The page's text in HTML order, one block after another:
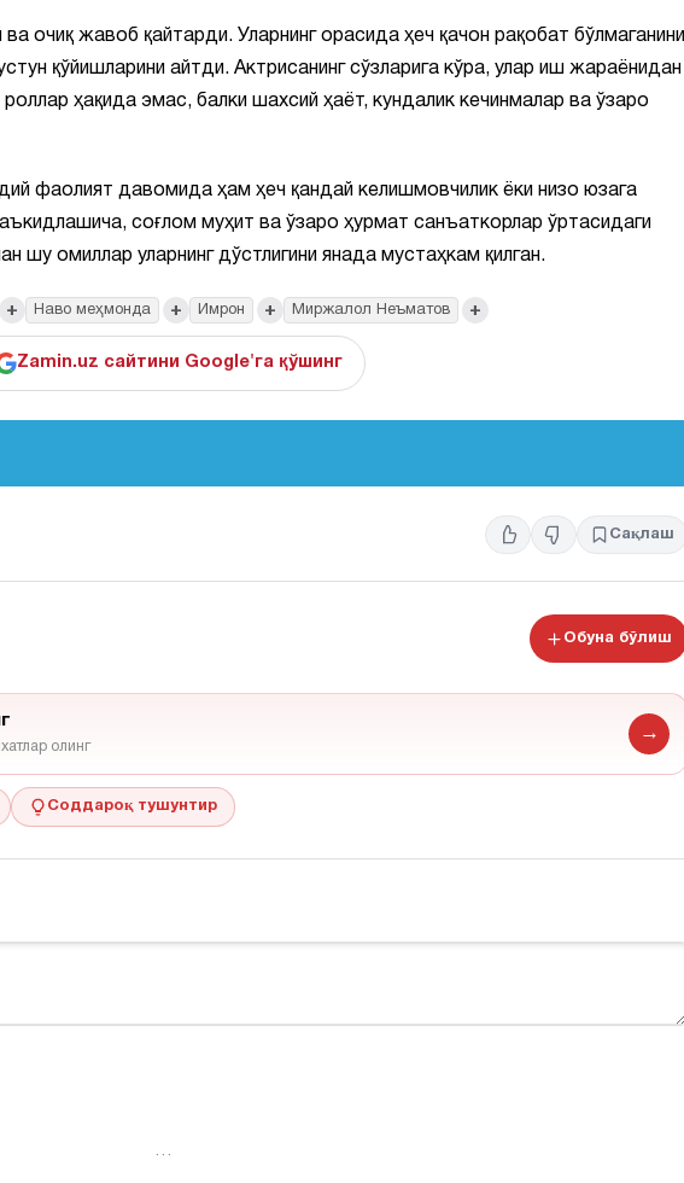
очиқ жавоб қайтарди. Уларнинг орасида ҳеч қачон рақобат бўлмаганини
қўйишларини айтди. Актрисанинг сўзларига кўра, улар иш жараёнидан
ҳақида эмас, балки шахсий ҳаёт, кундалик кечинмалар ва ўзаро
фаолият давомида ҳам ҳеч қандай келишмовчилик ёки низо юзага
соғлом муҳит ва ўзаро ҳурмат санъаткорлар ўртасидаги
шу омиллар уларнинг дўстлигини янада мустаҳкам қилган.
+ Наво меҳмонда + Имрон + Миржалол Неъматов +
Zamin.uz сайтини Google'га қўшинг
Сақлаш
Обуна бўлиш
олинг
→
Соддароқ тушунтир
…